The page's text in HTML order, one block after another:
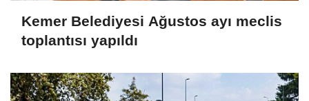
Kemer Belediyesi Ağustos ayı meclis
toplantısı yapıldı